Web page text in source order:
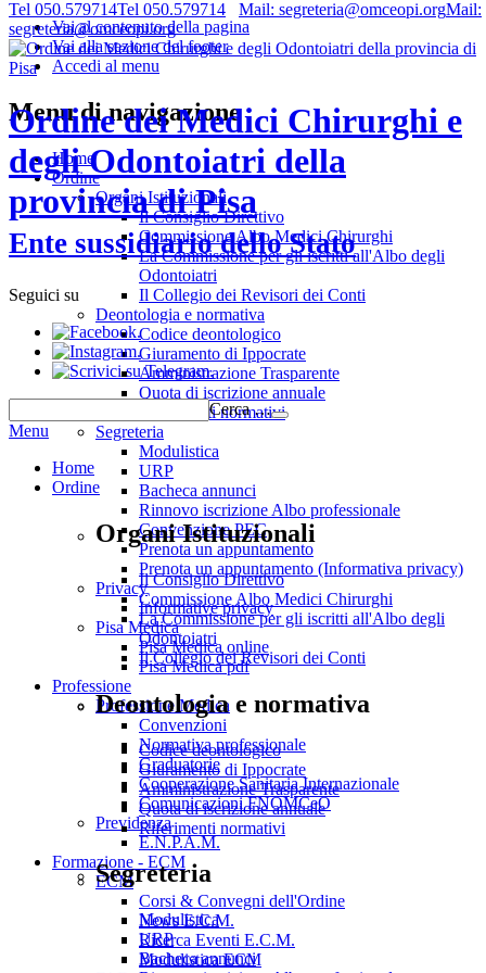
Vai al contenuto della pagina
Vai alla sezione del footer
Accedi al menu
Tel 050.579714Tel 050.579714 Mail: segreteria@omceopi.orgMail:
segreteria@omceopi.org
Ordine dei Medici Chirurghi e
degli Odontoiatri della
provincia di Pisa
Ente sussidiario dello Stato
Seguici su
.
.
.
Cerca …
Menu
Home
Ordine
Organi Istituzionali
Il Consiglio Direttivo
Commissione Albo Medici Chirurghi
La Commissione per gli iscritti all'Albo degli
Odontoiatri
Il Collegio dei Revisori dei Conti
Deontologia e normativa
Codice deontologico
Giuramento di Ippocrate
Amministrazione Trasparente
Quota di iscrizione annuale
Riferimenti normativi
Segreteria
Modulistica
URP
Bacheca annunci
Menu di navigazione
Home
Ordine
Organi Istituzionali
Il Consiglio Direttivo
Commissione Albo Medici Chirurghi
La Commissione per gli iscritti all'Albo degli
Odontoiatri
Il Collegio dei Revisori dei Conti
Deontologia e normativa
Codice deontologico
Giuramento di Ippocrate
Amministrazione Trasparente
Quota di iscrizione annuale
Riferimenti normativi
Segreteria
Modulistica
URP
Bacheca annunci
Rinnovo iscrizione Albo professionale
Convenzione PEC
Prenota un appuntamento
Prenota un appuntamento (Informativa privacy)
Privacy
Informative privacy
Pisa Medica
Pisa Medica online
Pisa Medica pdf
Professione
Professione Medica
Convenzioni
Normativa professionale
Graduatorie
Cooperazione Sanitaria Internazionale
Comunicazioni FNOMCeO
Previdenza
E.N.P.A.M.
Formazione - ECM
ECM
Corsi & Convegni dell'Ordine
News E.C.M.
Ricerca Eventi E.C.M.
Modulistica ECM